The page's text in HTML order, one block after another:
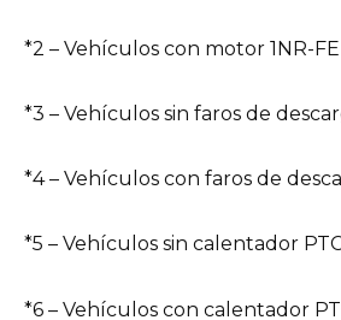
*2 – Vehículos con motor 1NR-FE
*3 – Vehículos sin faros de
*4 – Vehículos con faros de
*5 – Vehículos sin calentador
*6 – Vehículos con calentador